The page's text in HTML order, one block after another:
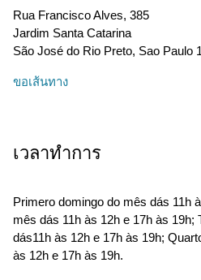
Rua Francisco Alves, 385
Jardim Santa Catarina
São José do Rio Preto, Sao Paulo
ขอเส้นทาง
เวลาทำการ
Primero domingo do mês dás 11h
mês dás 11h às 12h e 17h às 19h;
dás11h às 12h e 17h às 19h;
às 12h e 17h às 19h.